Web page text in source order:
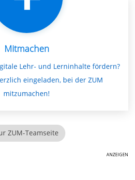
Mitmachen
Lehr- und Lerninhalte fördern?
eingeladen, bei der ZUM
mitzumachen!
ZUM-Teamseite
ANZEIGEN